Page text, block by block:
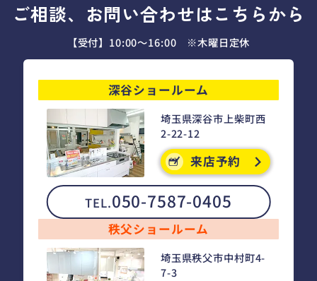
ご相談、お問い合わせはこちらから
【受付】10:00～16:00 ※木曜日定休
深谷ショールーム
埼玉県深谷市上柴町西
2-22-12
来店予約
TEL.050-7587-0405
秩父ショールーム
埼玉県秩父市中村町4-
7-3